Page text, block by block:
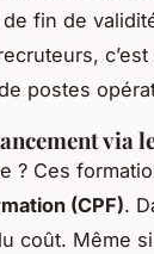
fin de
postes
via
? Ces
(CPF).
coût. Même